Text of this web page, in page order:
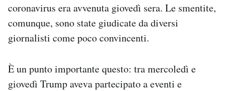
coronavirus era avvenuta giovedì sera. Le smentite,
comunque, sono state giudicate da diversi
giornalisti come poco convincenti.
È un punto importante questo: tra mercoledì e
giovedì Trump aveva partecipato a eventi e